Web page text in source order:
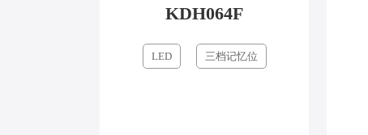
KDH064F
LED 三档记忆位